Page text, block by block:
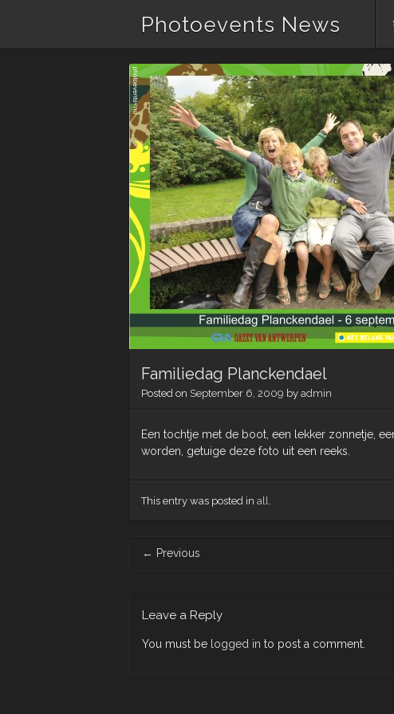
Photoevents News
Familiedag Planckendael
Posted on September 6, 2009 by admin
Een tochtje met de boot, een lekker zonnetje,
worden, getuige deze foto uit een reeks.
This entry was posted in all.
navigation
← Previous
Leave a Reply
You must be logged in to post a comment.